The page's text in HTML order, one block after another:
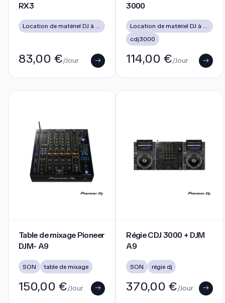
RX3
Location de matériel DJ à Lyon pour soirées, mariages et événements
83,00 €/Jour
3000
Location de matériel DJ à Lyon pour soirées, mariages et événements
cdj3000
114,00 €/Jour
Table de mixage Pioneer
DJM- A9
SON table de mixage
150,00 €/Jour
Régie CDJ 3000 + DJM
A9
SON régie dj
370,00 €/Jour